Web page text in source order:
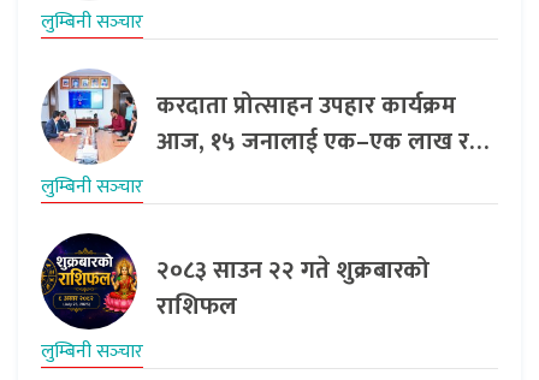
लुम्बिनी सञ्‍चार
करदाता प्रोत्साहन उपहार कार्यक्रम
आज, १५ जनालाई एक–एक लाख र…
लुम्बिनी सञ्‍चार
२०८३ साउन २२ गते शुक्रबारको
राशिफल
लुम्बिनी सञ्‍चार